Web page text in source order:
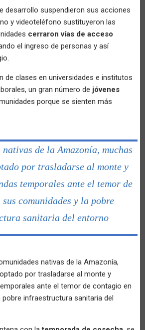
desarrollo suspendieron sus acciones
y videoteléfono sustituyeron las
cerraron vías de acceso
el ingreso de personas y así
de clases en universidades e institutos
un gran número de jóvenes
porque se sienten más
nativas de la Amazonía, muchas
por trasladarse al monte y
temporales ante el temor de
comunidades y la pobre
sanitaria del entorno
nativas de la Amazonía,
por trasladarse al monte y
ante el temor de contagio en
infraestructura sanitaria del